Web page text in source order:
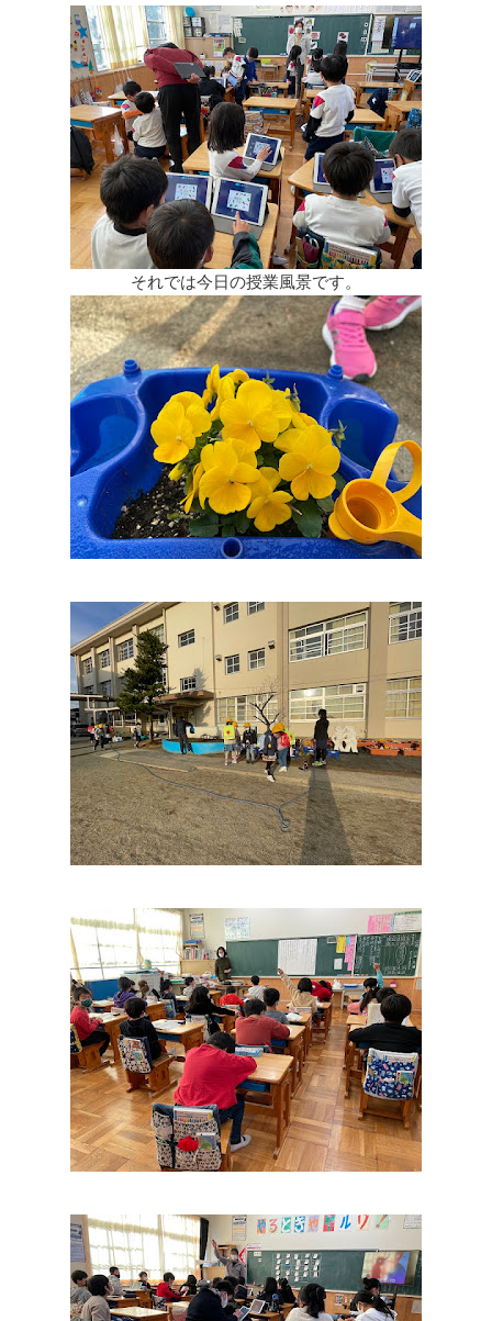
それでは今日の授業風景です。